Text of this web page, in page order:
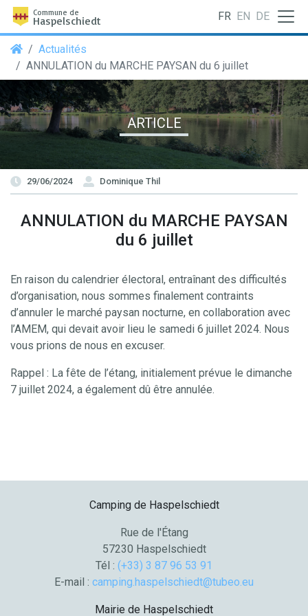
Commune de
Haspelschiedt FR EN DE
Actualités
ANNULATION du MARCHE PAYSAN du 6 juillet
ARTICLE
29/06/2024 Dominique Thil
ANNULATION du MARCHE PAYSAN
du 6 juillet
En raison du calendrier électoral, entraînant des difficultés
d’organisation, nous sommes finalement contraints
d’annuler le marché paysan nocturne, en collaboration avec
l’AMEM, qui devait avoir lieu le samedi 6 juillet 2024. Nous
vous prions de nous en excuser.
Rappel : La fête de l’étang, initialement prévue le dimanche
7 juillet 2024, a également dû être annulée.
Camping de Haspelschiedt
Rue de l'Étang
57230 Haspelschiedt
Tél : (+33) 3 87 96 53 91
E-mail : camping.haspelschiedt@tubeo.eu
Mairie de Haspelschiedt